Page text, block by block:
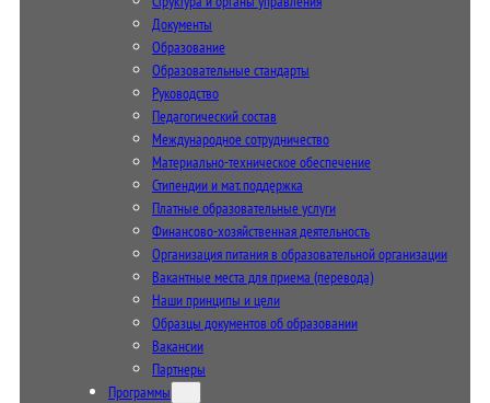
Документы
Образование
Образовательные стандарты
Руководство
Педагогический состав
Международное сотрудничество
Материально-техническое обеспечение
Стипендии и мат. поддержка
Платные образовательные услуги
Финансово-хозяйственная деятельность
Организация питания в образовательной организации
Вакантные места для приема (перевода)
Наши принципы и цели
Образцы документов об образовании
Вакансии
Партнеры
Программы